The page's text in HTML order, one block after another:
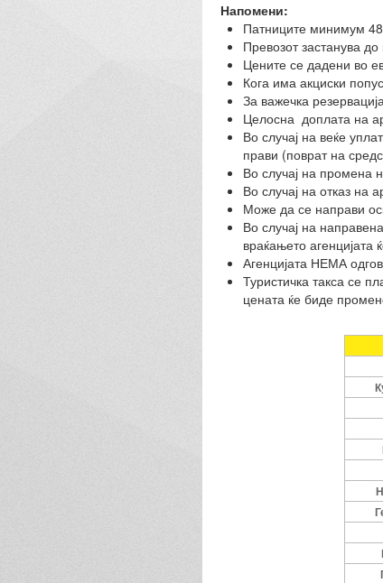
Напомени:
Патниците минимум
Превозот застанува
Цените се дадени во
Кога има акциски
За важечка
Целосна доплата на
Во случај на веќе
прави (поврат на
Во случај на промена
Во случај на отказ
Може да се направи
Во случај на
враќањето агенцијата
Агенцијата НЕМА
Туристичка такса се
цената ќе биде